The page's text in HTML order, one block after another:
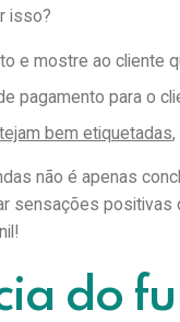
isso?
e mostre ao cliente
pagamento para o
bem etiquetadas
não é apenas
sensações positivas
do